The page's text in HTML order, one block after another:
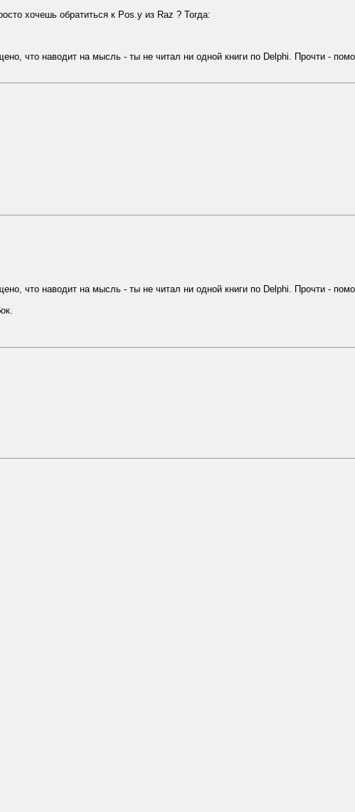
хочешь обратиться к Pos.y из Raz ? Тогда:
что наводит на мысль - ты не читал ни одной книги по Delphi. Прочти -
что наводит на мысль - ты не читал ни одной книги по Delphi. Прочти -